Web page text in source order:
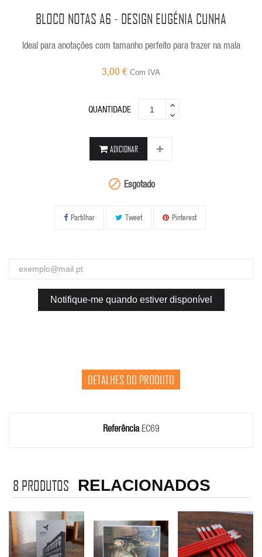
BLOCO NOTAS A6 - DESIGN EUGÉNIA CUNHA
Ideal para anotações com tamanho perfeito para trazer na mala
3,00 € Com IVA
QUANTIDADE
ADICIONAR
 Esgotado
Partilhar Tweet Pinterest
Notifique-me quando estiver disponível
DETALHES DO PRODUTO
Referência EC69
8 PRODUTOS RELACIONADOS